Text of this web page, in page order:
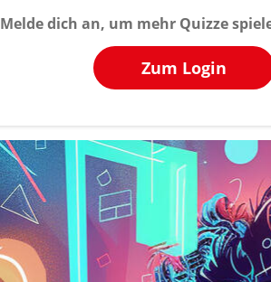
Melde dich an, um mehr Quizze
Zum Login